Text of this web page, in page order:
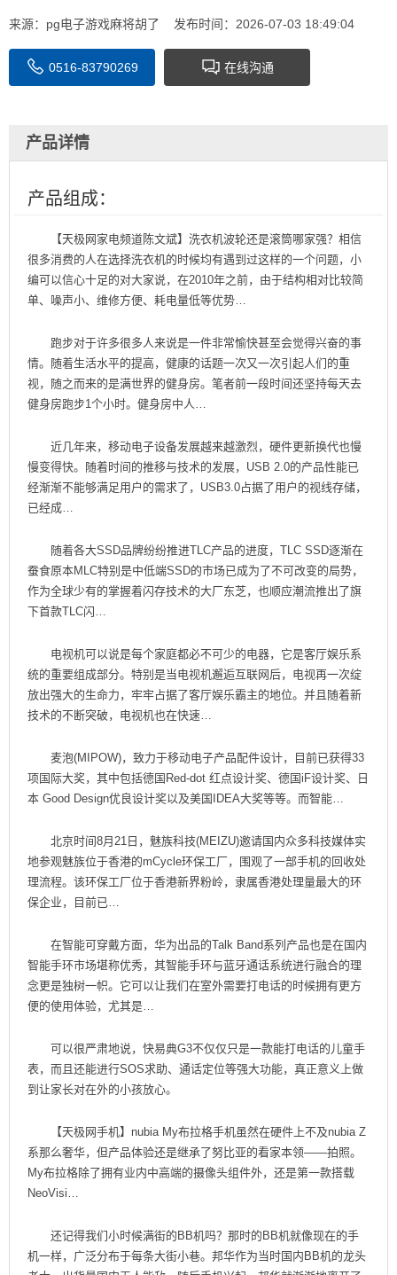
来源： pg电子游戏麻将胡了 发布时间：2026-07-03 18:49:04
0516-83790269 在线沟通
产品详情
产品组成：
【天极网家电频道陈文斌】洗衣机波轮还是滚筒哪家强？相信
很多消费的人在选择洗衣机的时候均有遇到过这样的一个问题，小
编可以信心十足的对大家说，在2010年之前，由于结构相对比较简
单、噪声小、维修方便、耗电量低等优势…
跑步对于许多很多人来说是一件非常愉快甚至会觉得兴奋的事
情。随着生活水平的提高，健康的话题一次又一次引起人们的重
视，随之而来的是满世界的健身房。笔者前一段时间还坚持每天去
健身房跑步1个小时。健身房中人…
近几年来，移动电子设备发展越来越激烈，硬件更新换代也慢
慢变得快。随着时间的推移与技术的发展，USB 2.0的产品性能已
经渐渐不能够满足用户的需求了，USB3.0占据了用户的视线存储，
已经成…
随着各大SSD品牌纷纷推进TLC产品的进度，TLC SSD逐渐在
蚕食原本MLC特别是中低端SSD的市场已成为了不可改变的局势，
作为全球少有的掌握着闪存技术的大厂东芝，也顺应潮流推出了旗
下首款TLC闪…
电视机可以说是每个家庭都必不可少的电器，它是客厅娱乐系
统的重要组成部分。特别是当电视机邂逅互联网后，电视再一次绽
放出强大的生命力，牢牢占据了客厅娱乐霸主的地位。并且随着新
技术的不断突破，电视机也在快速…
麦泡(MIPOW)，致力于移动电子产品配件设计，目前已获得33
项国际大奖，其中包括德国Red-dot 红点设计奖、德国iF设计奖、日
本 Good Design优良设计奖以及美国IDEA大奖等等。而智能…
北京时间8月21日，魅族科技(MEIZU)邀请国内众多科技媒体实
地参观魅族位于香港的mCycle环保工厂，围观了一部手机的回收处
理流程。该环保工厂位于香港新界粉岭，隶属香港处理量最大的环
保企业，目前已…
在智能可穿戴方面，华为出品的Talk Band系列产品也是在国内
智能手环市场堪称优秀，其智能手环与蓝牙通话系统进行融合的理
念更是独树一帜。它可以让我们在室外需要打电话的时候拥有更方
便的使用体验，尤其是…
可以很严肃地说，快易典G3不仅仅只是一款能打电话的儿童手
表，而且还能进行SOS求助、通话定位等强大功能，真正意义上做
到让家长对在外的小孩放心。
【天极网手机】nubia My布拉格手机虽然在硬件上不及nubia Z
系那么奢华，但产品体验还是继承了努比亚的看家本领——拍照。
My布拉格除了拥有业内中高端的摄像头组件外，还是第一款搭载
NeoVisi…
还记得我们小时候满街的BB机吗？那时的BB机就像现在的手
机一样，广泛分布于每条大街小巷。邦华作为当时国内BB机的龙头